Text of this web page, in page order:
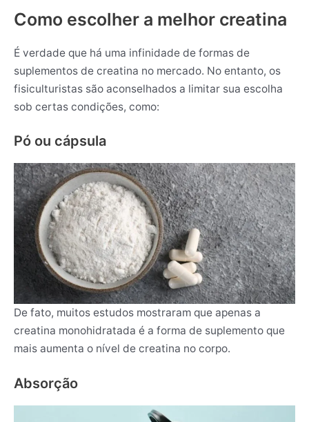
Como escolher a melhor creatina
É verdade que há uma infinidade de formas de
suplementos de creatina no mercado. No entanto, os
fisiculturistas são aconselhados a limitar sua escolha
sob certas condições, como:
Pó ou cápsula
De fato, muitos estudos mostraram que apenas a
creatina monohidratada é a forma de suplemento que
mais aumenta o nível de creatina no corpo.
Absorção